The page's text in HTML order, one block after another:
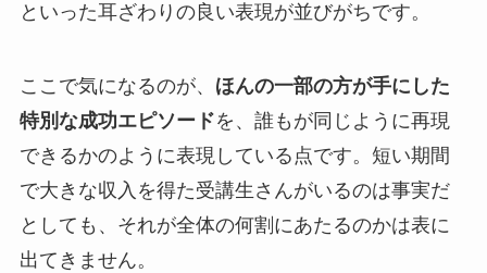
といった耳ざわりの良い表現が並びがちです。
ここで気になるのが、 ほんの一部の方が手にした
特別な成功エピソードを、誰もが同じように再現
できるかのように表現している点です。短い期間
で大きな収入を得た受講生さんがいるのは事実だ
としても、それが全体の何割にあたるのかは表に
出てきません。